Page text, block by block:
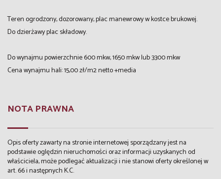
Teren ogrodzony, dozorowany, plac manewrowy w kostce brukowej.
Do dzierżawy plac składowy.
Do wynajmu powierzchnie 600 mkw, 1650 mkw lub 3300 mkw
Cena wynajmu hali: 15,00 zł/m2 netto +media
NOTA PRAWNA
Opis oferty zawarty na stronie internetowej sporządzany jest na
podstawie oględzin nieruchomości oraz informacji uzyskanych od
właściciela, może podlegać aktualizacji i nie stanowi oferty określonej w
art. 66 i następnych K.C.